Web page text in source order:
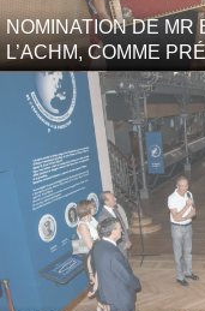
NOMINATION DE MR
L’ACHM, COMME